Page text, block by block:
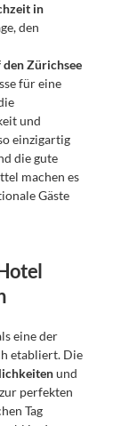
in
den
Zürichsee
für eine
und
einzigartig
die gute
machen es
Gäste
eine der
und
perfekten
Tag